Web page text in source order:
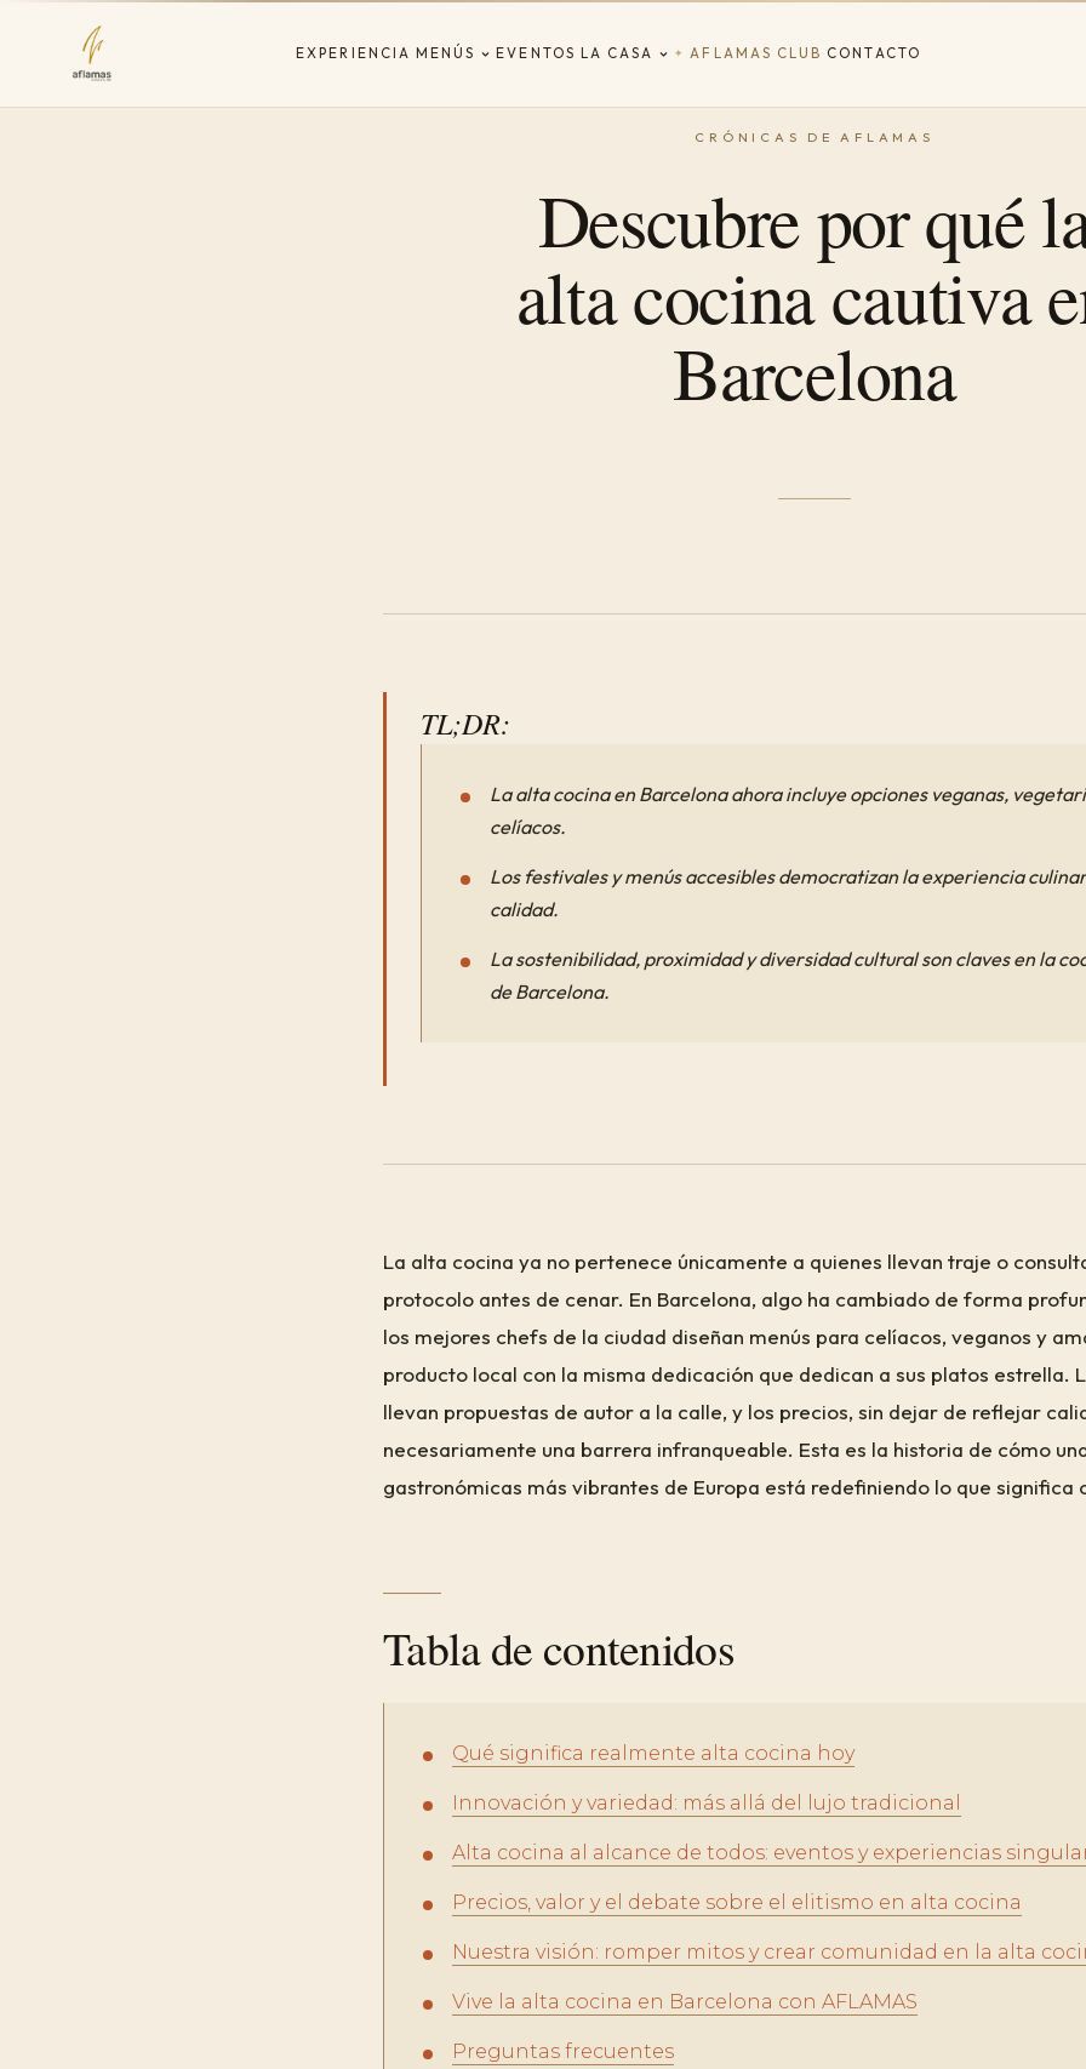
EXPERIENCIA MENÚS EVENTOS LA CASA ✦ AFLAMAS CLUB CONTACTO
Descubre por qué
alta cocina cautiva
Barcelona
TL;DR:
La alta cocina en Barcelona ahora incluye opciones veganas,
celíacos.
Los festivales y menús accesibles democratizan la experiencia
calidad.
La sostenibilidad, proximidad y diversidad cultural son claves en la
de Barcelona.
La alta cocina ya no pertenece únicamente a quienes llevan traje o
protocolo antes de cenar. En Barcelona, algo ha cambiado de forma
los mejores chefs de la ciudad diseñan menús para celíacos, veganos y
producto local con la misma dedicación que dedican a sus platos estrella.
llevan propuestas de autor a la calle, y los precios, sin dejar de reflejar
necesariamente una barrera infranqueable. Esta es la historia de cómo
gastronómicas más vibrantes de Europa está redefiniendo lo que significa
Tabla de contenidos
Qué significa realmente alta cocina hoy
Innovación y variedad: más allá del lujo tradicional
Alta cocina al alcance de todos: eventos y experiencias
Precios, valor y el debate sobre el elitismo en alta cocina
Nuestra visión: romper mitos y crear comunidad en la alta
Vive la alta cocina en Barcelona con AFLAMAS
Preguntas frecuentes